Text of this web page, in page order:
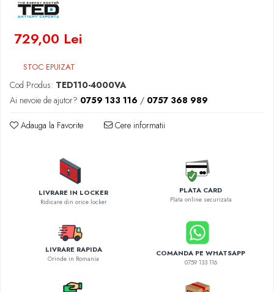
Prelungitoare
Ventilatoare
Cablu coaxial
Periferice PC
Accesorii auto
Redresoare
Carcase protectie NOCO BOOST
Incarcator masina electrica
729,00 Lei
STOC EPUIZAT
Cod Produs: TED110-4000VA
Ai nevoie de ajutor? 0759 133 116 / 0757 368 989
Adauga la Favorite Cere informatii
LIVRARE IN LOCKER
Ridicare din orice locker
PLATA CARD
Plata online securizata
LIVRARE RAPIDA
Orinde in Romania
COMANDA PE WHATSAPP
0759 133 116